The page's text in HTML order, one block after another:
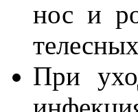
нос и
При